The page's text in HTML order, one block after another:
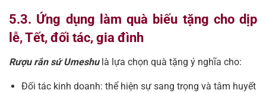
5.3. Ứng dụng làm quà biếu tặng cho dịp
lễ, Tết, đối tác, gia đình
Rượu rắn sứ Umeshulà lựa chọn quà tặng ý nghĩa cho:
Đối tác kinh doanh: thể hiện sự sang trọng và tâm huyết